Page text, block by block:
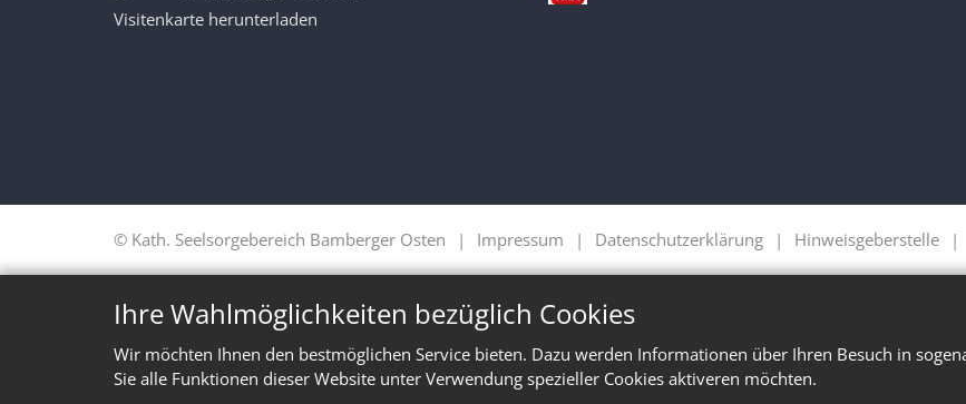
Ihre Wahlmöglichkeiten bezüglich Cookies
Wir möchten Ihnen den bestmöglichen Service bieten. Dazu werden Informationen über Ihren Besuch in
Sie alle Funktionen dieser Website unter Verwendung spezieller Cookies aktiveren möchten.
Visitenkarte herunterladen
© Kath. Seelsorgebereich Bamberger Osten Impressum Datenschutzerklärung Hinweisgeberstelle